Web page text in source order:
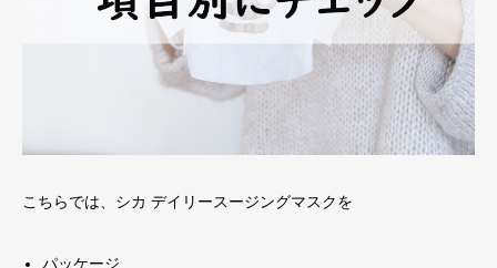
こちらでは、シカ デイリースージングマスクを
パッケージ